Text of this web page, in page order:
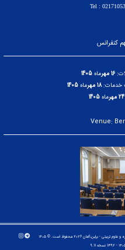
کنفرانس
16 مهر ماه1405
خدمات:18 مهر ماه1405
24 مهر ماه1405
Venue:
2026 محفوظ است. © ۱۴۰۵